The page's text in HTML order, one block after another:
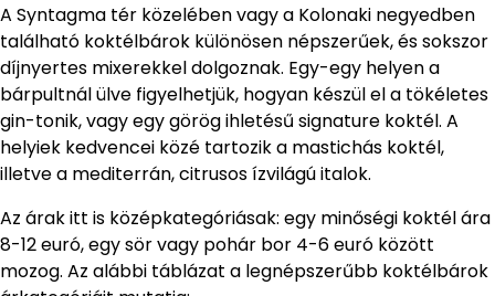
A Syntagma tér közelében vagy a Kolonaki negyedben
található koktélbárok különösen népszerűek, és sokszor
díjnyertes mixerekkel dolgoznak. Egy-egy helyen a
bárpultnál ülve figyelhetjük, hogyan készül el a tökéletes
gin-tonik, vagy egy görög ihletésű signature koktél. A
helyiek kedvencei közé tartozik a mastichás koktél,
illetve a mediterrán, citrusos ízvilágú italok.
Az árak itt is középkategóriásak: egy minőségi koktél ára
8-12 euró, egy sör vagy pohár bor 4-6 euró között
mozog. Az alábbi táblázat a legnépszerűbb koktélbárok